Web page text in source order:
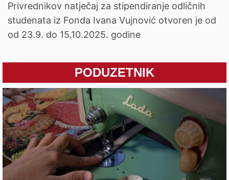
Privrednikov natječaj za stipendiranje odličnih
studenata iz Fonda Ivana Vujnović otvoren je od
od 23.9. do 15.10.2025. godine
PODUZETNIK